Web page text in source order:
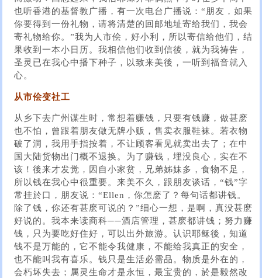
也听香港的基督教广播，有一次电台广播说：“朋友，如果
你要得到一份礼物，请将清楚的回邮地址寄给我们，我会
寄礼物给你。”我为人市侩，好小利，所以寄信给他们，结
果收到一本小日历。我相信他们收到信後，就为我祷告，
圣灵已在我心中播下种子，以致来美後，一听到福音就入
心。
从市侩变社工
从乡下去广州谋生时，常想着赚钱，只要有钱赚，做甚麽
也不怕，曾跟着朋友做无牌小贩，售卖衣服鞋袜。若衣物
破了洞，我用手指按着，不让顾客看见就卖出去了；在中
国大陆货物出门概不退换。为了赚钱，埋没良心，实在不
该！後来才发觉，因自小家贫，兄弟姊妹多，食物不足，
所以钱在我心中很重要。来美不久，跟朋友谈话，“钱”字
常挂於口，朋友说：“Ellen，你怎麽了？每句话都讲钱。
除了钱，你还有甚麽可说的？”细心一想，是啊，真没甚麽
好说的。我本来读商科──酒店管理，甚麽都讲钱；努力赚
钱，只为要吃好住好，可以出外旅游。认识耶稣後，知道
钱不是万能的，它不能令我健康，不能给我真正的安全，
也不能叫我有喜乐。钱只是生活必需品。物质是外在的，
会朽坏失去；属灵生命才是永恒，最宝贵的，於是毅然改